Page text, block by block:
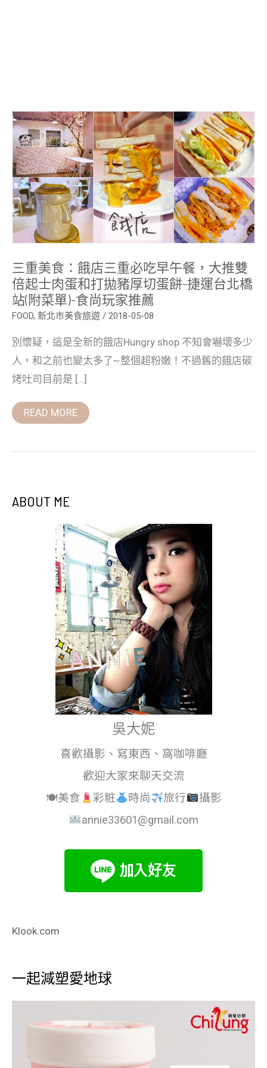
三重美食：餓店三重必吃早午餐，大推雙
倍起士肉蛋和打拋豬厚切蛋餅-捷運台北橋
站(附菜單)-食尚玩家推薦
FOOD, 新北市美食旅遊 / 2018-05-08
別懷疑，這是全新的餓店Hungry shop 不知會嚇壞多少
人，和之前也變太多了~整個超粉嫩！不過舊的餓店碳
烤吐司目前是 […]
三
重
美
食：
餓
店
三
重
必
吃
早
午
餐，
大
雙
倍
起
士
肉
蛋
打
拋
豬
切
捷
運
橋
食
尚
READ MORE
ABOUT ME
吳大妮
喜歡攝影、寫東西、窩咖啡廳
歡迎大家來聊天交流
🍽美食
彩粧 時尚 旅行
攝影
annie33601@gmail.com
Klook.com
一起減塑愛地球